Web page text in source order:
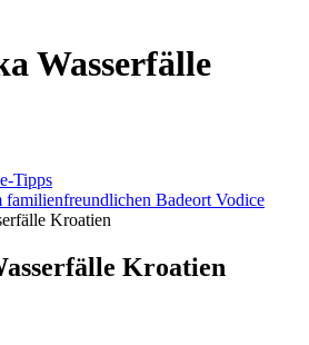
Wasserfälle
Tipps
Badeort Vodice
Kroatien
Kroatien